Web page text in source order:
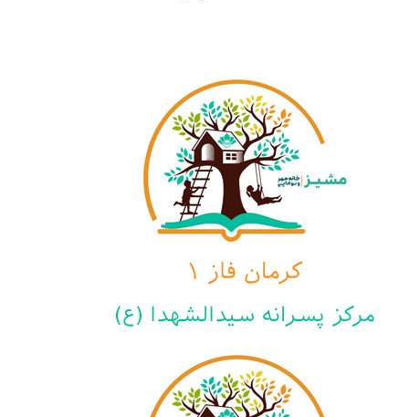
مرکز پسرانه سیدالشهدا
(ع) کرمان - فاز اول